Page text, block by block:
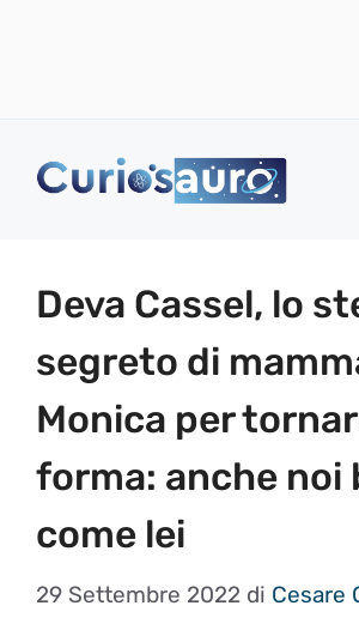
Deva Cassel, lo
segreto di
Monica per
forma: anche noi
come lei
29 Settembre 2022 di Cesare